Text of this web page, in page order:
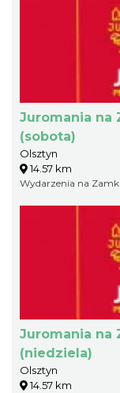
Juromania na
(sobota)
Olsztyn
14.57 km
Wydarzenia na
Juromania na
(niedziela)
Olsztyn
14.57 km